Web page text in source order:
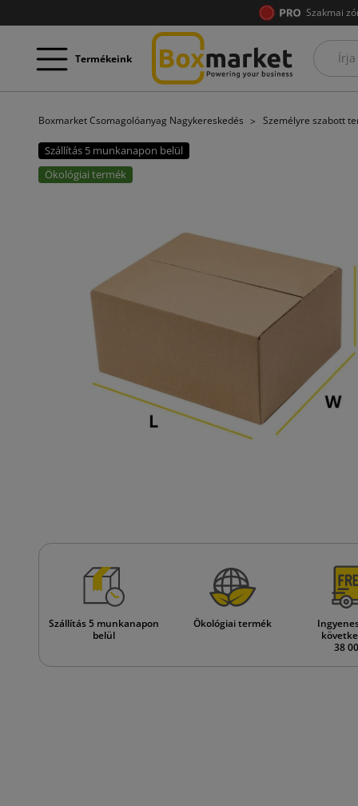
Szakmai
Termékeink
Boxmarket Csomagolóanyag Nagykereskedés Személyre szabott
Szállítás 5 munkanapon belül
Ökológiai termék
Szállítás 5 munkanapon
belül
Ökológiai termék
38